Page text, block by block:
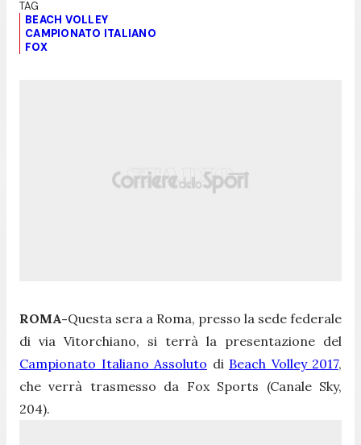
BEACH VOLLEY
CAMPIONATO ITALIANO
FOX
ROMA-Questa sera a Roma, presso la sede federale
di via Vitorchiano, si terrà la presentazione del
Campionato Italiano Assoluto di Beach Volley 2017,
che verrà trasmesso da Fox Sports (Canale Sky,
204).